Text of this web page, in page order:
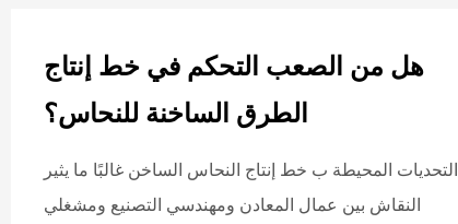
هل من الصعب التحكم في خط إنتاج
الطرق الساخنة للنحاس؟
التحديات المحيطة ب خط إنتاج النحاس الساخن غالبًا ما يثير
النقاش بين عمال المعادن ومهندسي التصنيع ومشغلي